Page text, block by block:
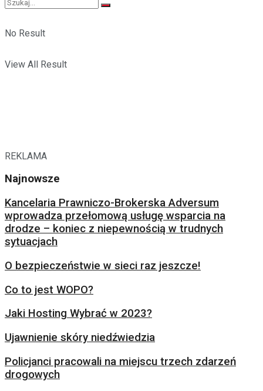
No Result
View All Result
REKLAMA
Najnowsze
Kancelaria Prawniczo-Brokerska Adversum
wprowadza przełomową usługę wsparcia na
drodze – koniec z niepewnością w trudnych
sytuacjach
O bezpieczeństwie w sieci raz jeszcze!
Co to jest WOPO?
Jaki Hosting Wybrać w 2023?
Ujawnienie skóry niedźwiedzia
Policjanci pracowali na miejscu trzech zdarzeń
drogowych